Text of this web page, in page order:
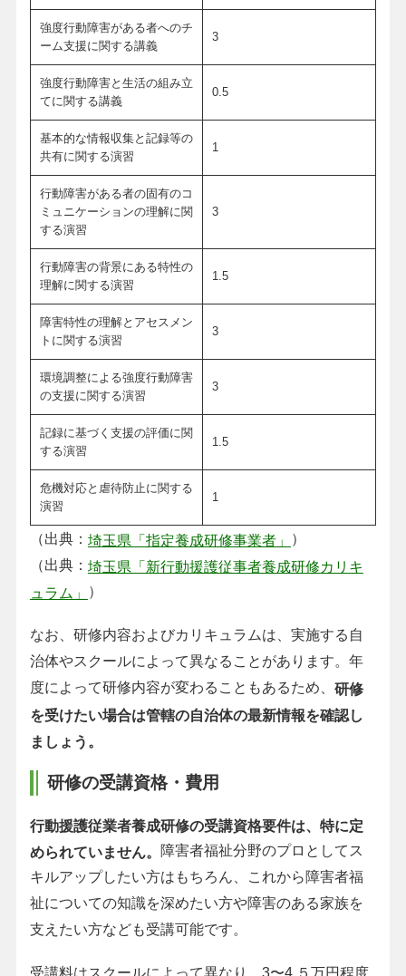
強度行動障害がある者へのチ
ーム支援に関する講義
3
強度行動障害と生活の組み立
てに関する講義
0.5
基本的な情報収集と記録等の
共有に関する演習
1
行動障害がある者の固有のコ
ミュニケーションの理解に関
する演習
3
行動障害の背景にある特性の
理解に関する演習
1.5
障害特性の理解とアセスメン
トに関する演習
3
環境調整による強度行動障害
の支援に関する演習
3
記録に基づく支援の評価に関
する演習
1.5
危機対応と虐待防止に関する
演習
1
（出典： 埼玉県「指定養成研修事業者」
）
（出典： 埼玉県「新行動援護従事者養成研修カリキ
ュラム」
）
なお、研修内容およびカリキュラムは、実施する自
治体やスクールによって異なることがあります。年
度によって研修内容が変わることもあるため、 研修
を受けたい場合は管轄の自治体の最新情報を確認し
ましょう。
研修の受講資格・費用
行動援護従業者養成研修の受講資格要件は、特に定
められていません。 障害者福祉分野のプロとしてス
キルアップしたい方はもちろん、これから障害者福
祉についての知識を深めたい方や障害のある家族を
支えたい方なども受講可能です。